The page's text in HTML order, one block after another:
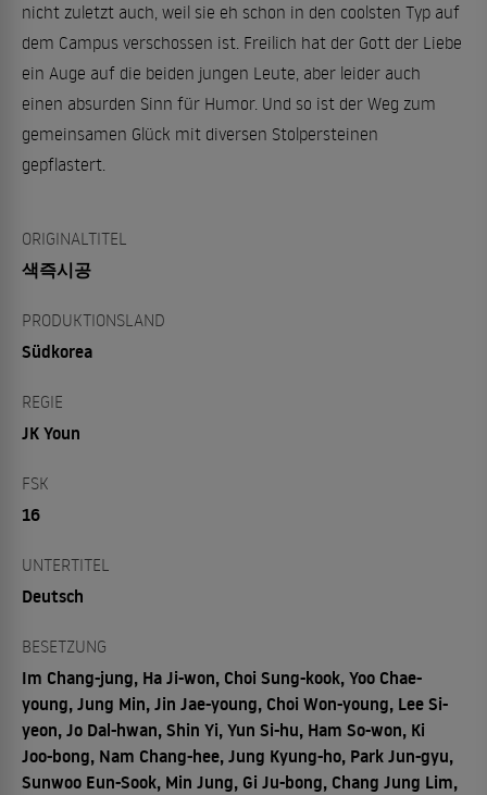
nicht zuletzt auch, weil sie eh schon in den coolsten Typ auf
dem Campus verschossen ist. Freilich hat der Gott der Liebe
ein Auge auf die beiden jungen Leute, aber leider auch
einen absurden Sinn für Humor. Und so ist der Weg zum
gemeinsamen Glück mit diversen Stolpersteinen
gepflastert.
ORIGINALTITEL
색즉시공
PRODUKTIONSLAND
Südkorea
REGIE
JK Youn
FSK
16
UNTERTITEL
Deutsch
BESETZUNG
Im Chang-jung, Ha Ji-won, Choi Sung-kook, Yoo Chae-
young, Jung Min, Jin Jae-young, Choi Won-young, Lee Si-
yeon, Jo Dal-hwan, Shin Yi, Yun Si-hu, Ham So-won, Ki
Joo-bong, Nam Chang-hee, Jung Kyung-ho, Park Jun-gyu,
Sunwoo Eun-Sook, Min Jung, Gi Ju-bong, Chang Jung Lim,